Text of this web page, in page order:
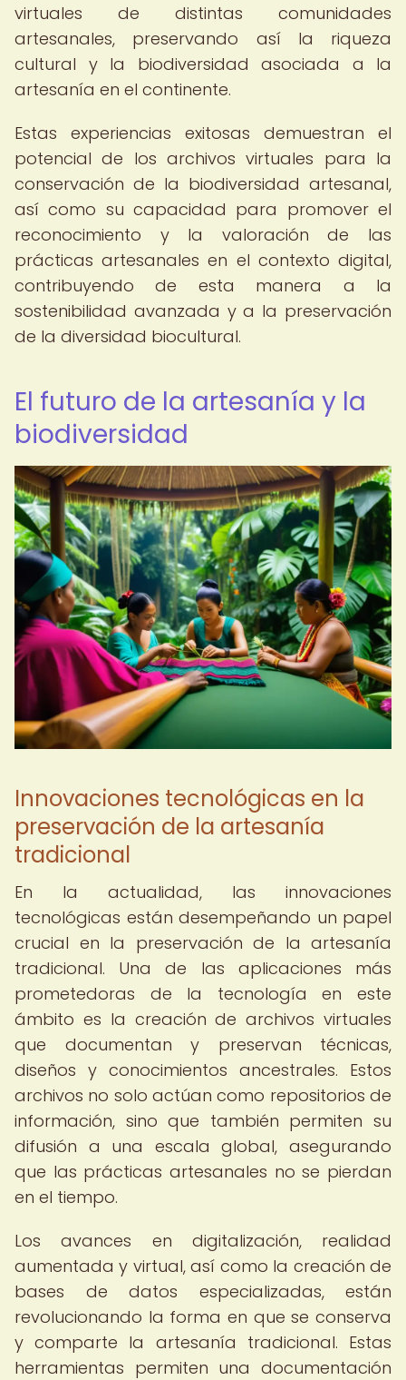
virtuales de distintas comunidades
artesanales, preservando así la riqueza
cultural y la biodiversidad asociada a la
artesanía en el continente.
Estas experiencias exitosas demuestran el
potencial de los archivos virtuales para la
conservación de la biodiversidad artesanal,
así como su capacidad para promover el
reconocimiento y la valoración de las
prácticas artesanales en el contexto digital,
contribuyendo de esta manera a la
sostenibilidad avanzada y a la preservación
de la diversidad biocultural.
El futuro de la artesanía y la
biodiversidad
Innovaciones tecnológicas en la
preservación de la artesanía
tradicional
En la actualidad, las innovaciones
tecnológicas están desempeñando un papel
crucial en la preservación de la artesanía
tradicional. Una de las aplicaciones más
prometedoras de la tecnología en este
ámbito es la creación de archivos virtuales
que documentan y preservan técnicas,
diseños y conocimientos ancestrales. Estos
archivos no solo actúan como repositorios de
información, sino que también permiten su
difusión a una escala global, asegurando
que las prácticas artesanales no se pierdan
en el tiempo.
Los avances en digitalización, realidad
aumentada y virtual, así como la creación de
bases de datos especializadas, están
revolucionando la forma en que se conserva
y comparte la artesanía tradicional. Estas
herramientas permiten una documentación